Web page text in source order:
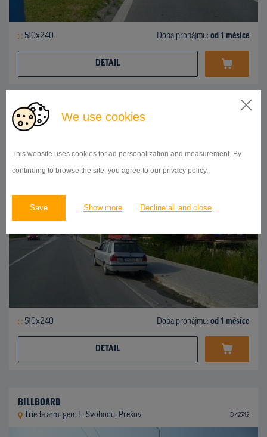
We use cookies
This website uses cookies for ad personalization and measurement. By
continuing to browse the site, you agree to our privacy policy..
Save Show more Decline all and close
510x240 Doba pronájmu: od 1 měsíce
DETAIL
BILLBOARD
ul.Košická, Prešov
510x240 Doba pronájmu: od 1 měsíce
DETAIL
BILLBOARD
Trieda arm. gen. L. Svobodu, Prešov ID 42742